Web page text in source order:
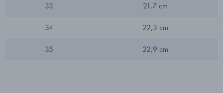
33 21,7 cm
34 22,3 cm
35 22,9 cm